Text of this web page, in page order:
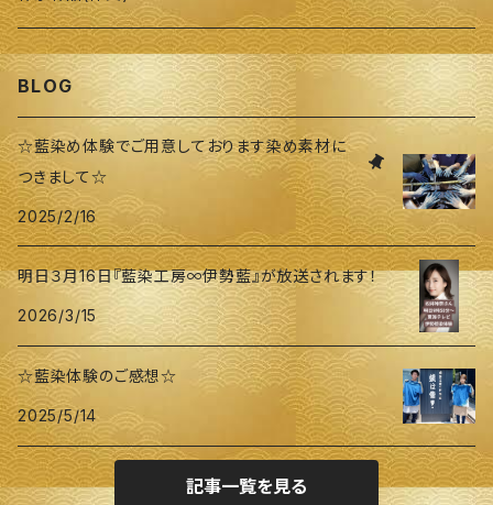
BLOG
☆藍染め体験でご用意しております染め素材に
つきまして☆
2025/2/16
明日３月16日『藍染工房∞伊勢藍』が放送されます！
2026/3/15
☆藍染体験のご感想☆
2025/5/14
記事一覧を見る